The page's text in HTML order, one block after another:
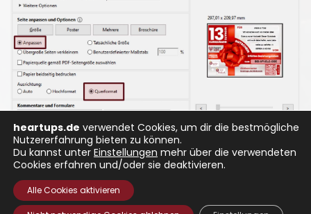
heartups.de verwendet Cookies, um dir die bestmögliche
Nutzererfahrung bieten zu können.
Du kannst unter Einstellungen mehr über die verwendeten
Cookies erfahren und/oder sie deaktivieren.
Alle Cookies aktivieren